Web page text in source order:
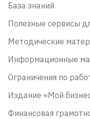
База знаний
Полезные сервисы
Методические
Информационные
Ограничения по
Издание «Мой
Финансовая